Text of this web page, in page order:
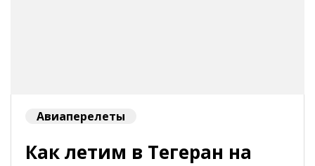
Авиаперелеты
Как летим в Тегеран на